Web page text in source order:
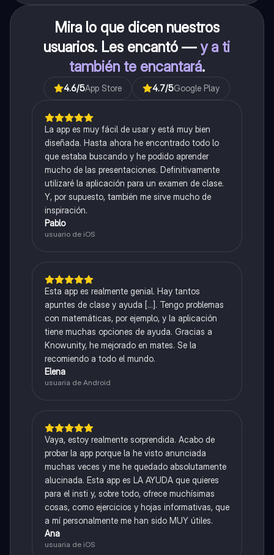
Mira lo que dicen nuestros
usuarios. Les encantó —y a ti
también te encantará.
4.6/5App Store 4.7/5Google Play
La app es muy fácil de usar y está muy bien
diseñada. Hasta ahora he encontrado todo lo
que estaba buscando y he podido aprender
mucho de las presentaciones. Definitivamente
utilizaré la aplicación para un examen de clase.
Y, por supuesto, también me sirve mucho de
inspiración.
Pablo
usuario de iOS
Esta app es realmente genial. Hay tantos
apuntes de clase y ayuda [...]. Tengo problemas
con matemáticas, por ejemplo, y la aplicación
tiene muchas opciones de ayuda. Gracias a
Knowunity, he mejorado en mates. Se la
recomiendo a todo el mundo.
Elena
usuaria de Android
Vaya, estoy realmente sorprendida. Acabo de
probar la app porque la he visto anunciada
muchas veces y me he quedado absolutamente
alucinada. Esta app es LA AYUDA que quieres
para el insti y, sobre todo, ofrece muchísimas
cosas, como ejercicios y hojas informativas, que
a mí personalmente me han sido MUY útiles.
Ana
usuaria de iOS